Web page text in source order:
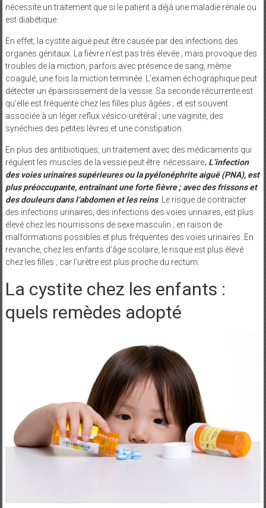
nécessite un traitement que si le patient a déjà une maladie rénale ou
est diabétique.
En effet, la cystite aiguë peut être causée par des infections des
organes génitaux. La fièvre n’est pas très élevée ; mais provoque des
troubles de la miction, parfois avec présence de sang, même
coagulé, une fois la miction terminée. L’examen échographique peut
détecter un épaississement de la vessie. Sa seconde récurrente est
qu’elle est fréquente chez les filles plus âgées ; et est souvent
associée à un léger reflux vésico-urétéral ; une vaginite, des
synéchies des petites lèvres et une constipation.
En plus des antibiotiques, un traitement avec des médicaments qui
régulent les muscles de la vessie peut être nécessaire. L’infection
des voies urinaires supérieures ou la pyélonéphrite aiguë (PNA), est
plus préoccupante, entraînant une forte fièvre ; avec des frissons et
des douleurs dans l’abdomen et les reins. Le risque de contracter
des infections urinaires, des infections des voies urinaires, est plus
élevé chez les nourrissons de sexe masculin ; en raison de
malformations possibles et plus fréquentes des voies urinaires. En
revanche, chez les enfants d’âge scolaire, le risque est plus élevé
chez les filles ; car l’urètre est plus proche du rectum.
La cystite chez les enfants :
quels remèdes adopté